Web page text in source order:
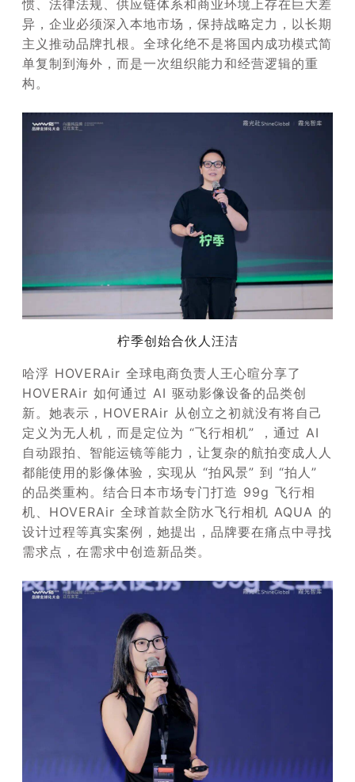
惯、法律法规、供应链体系和商业环境上存在巨大差
异，企业必须深入本地市场，保持战略定力，以长期
主义推动品牌扎根。全球化绝不是将国内成功模式简
单复制到海外，而是一次组织能力和经营逻辑的重
构。
柠季创始合伙人汪洁
哈浮 HOVERAir 全球电商负责人王心暄分享了
HOVERAir 如何通过 AI 驱动影像设备的品类创
新。她表示，HOVERAir 从创立之初就没有将自己
定义为无人机，而是定位为 “飞行相机” ，通过 AI
自动跟拍、智能运镜等能力，让复杂的航拍变成人人
都能使用的影像体验，实现从 “拍风景” 到 “拍人”
的品类重构。结合日本市场专门打造 99g 飞行相
机、HOVERAir 全球首款全防水飞行相机 AQUA 的
设计过程等真实案例，她提出，品牌要在痛点中寻找
需求点，在需求中创造新品类。